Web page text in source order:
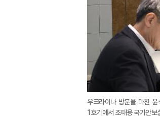
우크라이나 방문을 마친
1호기에서 조태용 국가안보